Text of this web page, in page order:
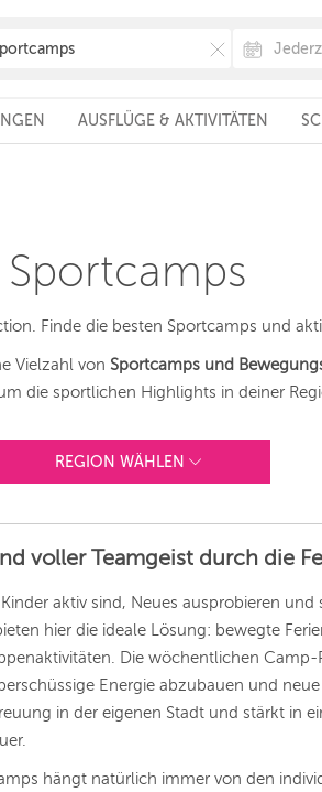
AUSFLÜGE & AKTIVITÄTEN
Sportcamps
Finde die besten Sportcamps und
Vielzahl von Sportcamps und
die sportlichen Highlights in deiner
REGION WÄHLEN
Angebote außerhalb unserer Städte.
BERLIN
MÜNCHEN
HAMBURG
KÖLN
voller Teamgeist durch die
aktiv sind, Neues ausprobieren
hier die ideale Lösung: bewegte
Die wöchentlichen
Energie abzubauen und
in der eigenen Stadt und stärkt in
hängt natürlich immer von den